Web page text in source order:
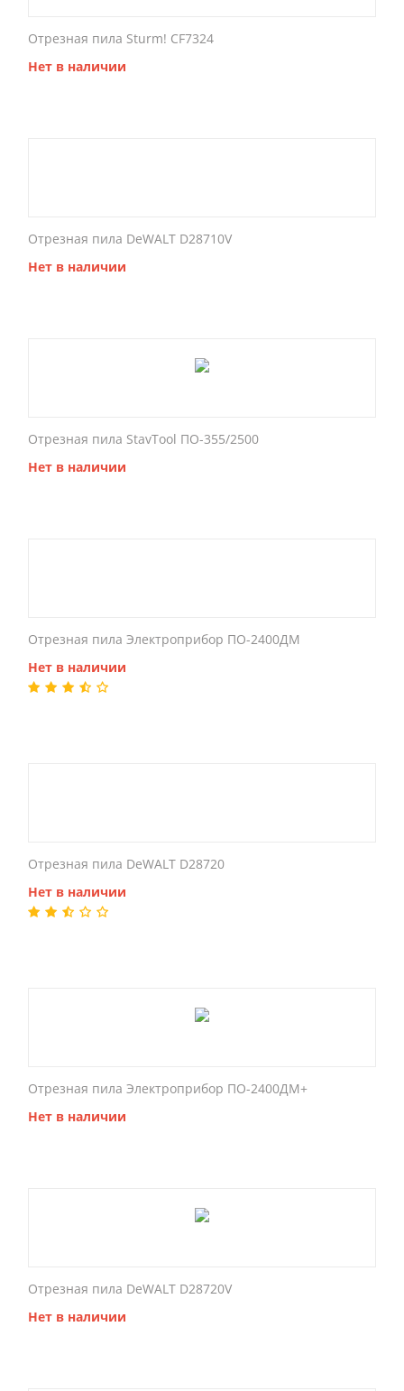
Отрезная пила Sturm! CF7324
Нет в наличии
Отрезная пила DeWALT D28710V
Нет в наличии
Отрезная пила StavTool ПО-355/2500
Нет в наличии
Отрезная пила Электроприбор ПО-2400ДМ
Нет в наличии
Отрезная пила DeWALT D28720
Нет в наличии
Отрезная пила Электроприбор ПО-2400ДМ+
Нет в наличии
Отрезная пила DeWALT D28720V
Нет в наличии